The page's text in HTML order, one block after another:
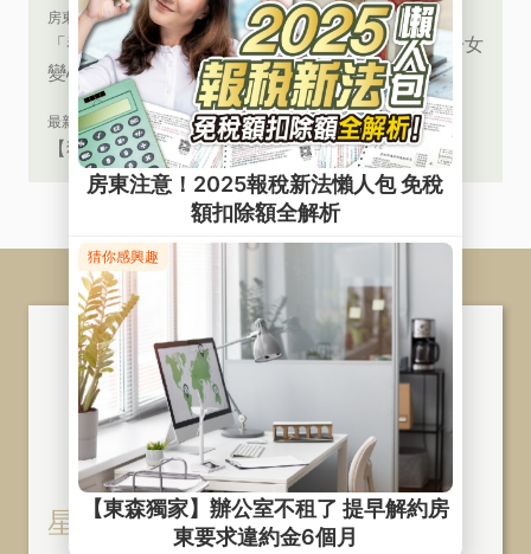
房東救星
「養兒防老」不如「留房養老」大仁哥教您避免子女
變心的風險
最新活動
【狂賀】星集團長照機構審查合格！
星鴻 ‧ 星華股份有限公司